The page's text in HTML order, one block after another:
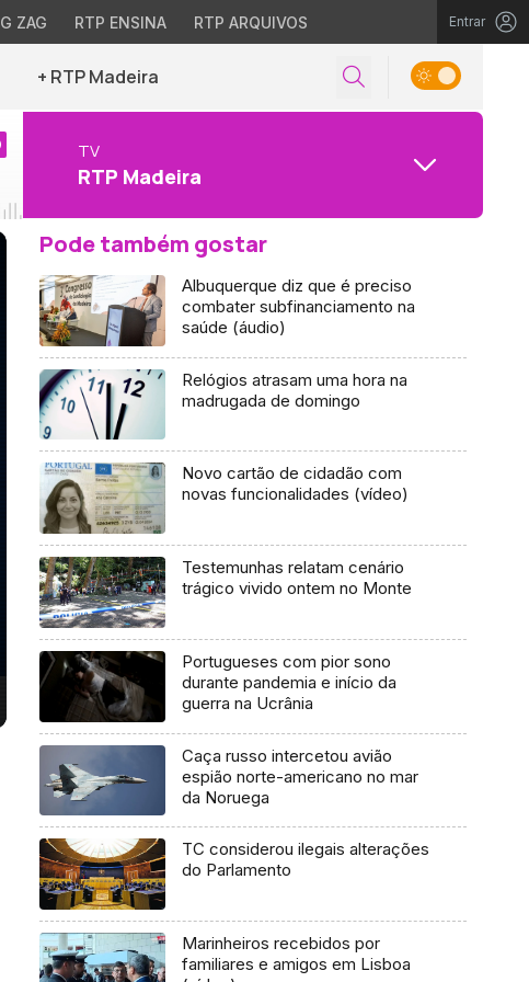
ZAG RTP ENSINA RTP ARQUIVOS Entrar
+ RTP Madeira
TV
RTP Madeira
Pode também gostar
Albuquerque diz que é preciso
combater subfinanciamento na
saúde (áudio)
Relógios atrasam uma hora na
madrugada de domingo
Novo cartão de cidadão com
novas funcionalidades (vídeo)
Testemunhas relatam cenário
trágico vivido ontem no Monte
Portugueses com pior sono
durante pandemia e início da
guerra na Ucrânia
Caça russo intercetou avião
espião norte-americano no mar
da Noruega
TC considerou ilegais alterações
do Parlamento
Marinheiros recebidos por
familiares e amigos em Lisboa